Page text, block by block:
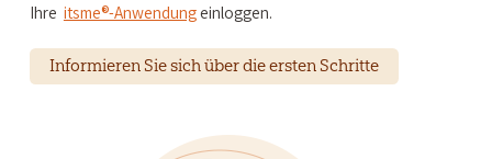
Ihre itsme®-Anwendungeinloggen.
Informieren Sie sich über die ersten Schritte